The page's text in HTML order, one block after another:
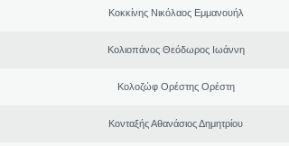
Κοκκίνης Νικόλαος Εμμανουήλ
Κολιοπάνος Θεόδωρος Ιωάννη
Κολοζώφ Ορέστης Ορέστη
Κονταξής Αθανάσιος Δημητρίου